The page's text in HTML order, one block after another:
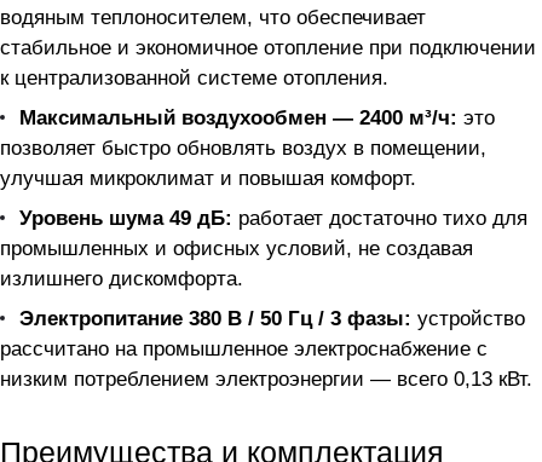
водяным теплоносителем, что обеспечивает
стабильное и экономичное отопление при подключении
к централизованной системе отопления.
Максимальный воздухообмен — 2400 м³/ч: это
позволяет быстро обновлять воздух в помещении,
улучшая микроклимат и повышая комфорт.
Уровень шума 49 дБ: работает достаточно тихо для
промышленных и офисных условий, не создавая
излишнего дискомфорта.
Электропитание 380 В / 50 Гц / 3 фазы: устройство
рассчитано на промышленное электроснабжение с
низким потреблением электроэнергии — всего 0,13 кВт.
Преимущества и комплектация